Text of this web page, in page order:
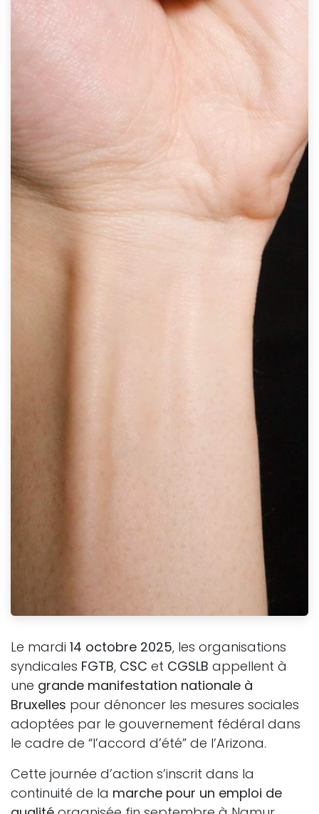
Le mardi 14 octobre 2025, les organisations
syndicales FGTB, CSC et CGSLB appellent à
une grande manifestation nationale à
Bruxelles pour dénoncer les mesures sociales
adoptées par le gouvernement fédéral dans
le cadre de “l’accord d’été” de l’Arizona.
Cette journée d’action s’inscrit dans la
continuité de la marche pour un emploi de